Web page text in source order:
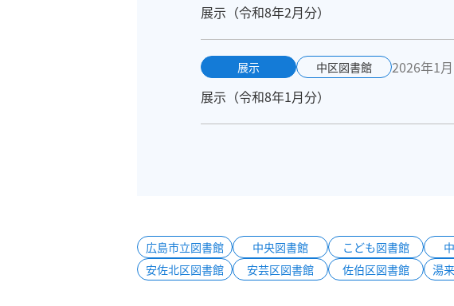
展示（令和8年2月分）
展示 中区図書館
2026年1
展示（令和8年1月分）
広島市立図書館 中央図書館 こども図書館
安佐北区図書館
安芸区図書館 佐伯区図書館 湯